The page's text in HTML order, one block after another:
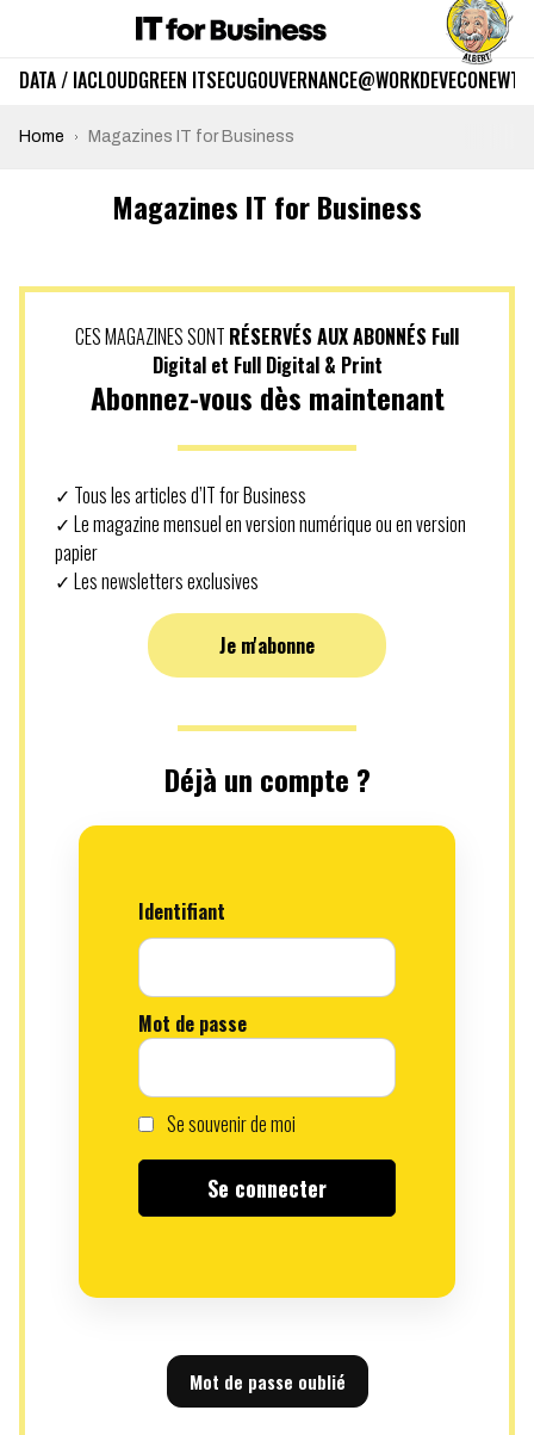
DATA / IACLOUDGREEN ITSECUGOUVERNANCE@WORKDEVECO
Home Magazines IT for Business
Magazines IT for Business
CES MAGAZINES SONT RÉSERVÉS AUX ABONNÉS Full
Digital et Full Digital & Print
Abonnez-vous dès maintenant
✓ Tous les articles d’IT for Business
✓ Le magazine mensuel en version numérique ou en version
papier
✓ Les newsletters exclusives
Je m'abonne
Déjà un compte ?
Identifiant
Mot de passe
Se souvenir de moi
Mot de passe oublié